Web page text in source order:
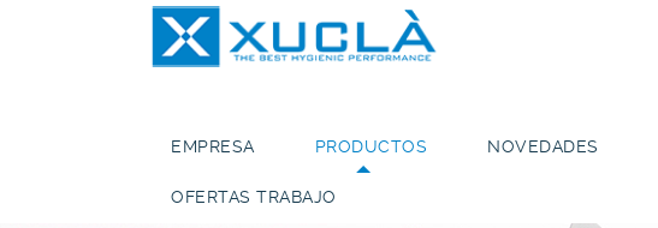
EMPRESA PRODUCTOS NOVEDADES
OFERTAS TRABAJO